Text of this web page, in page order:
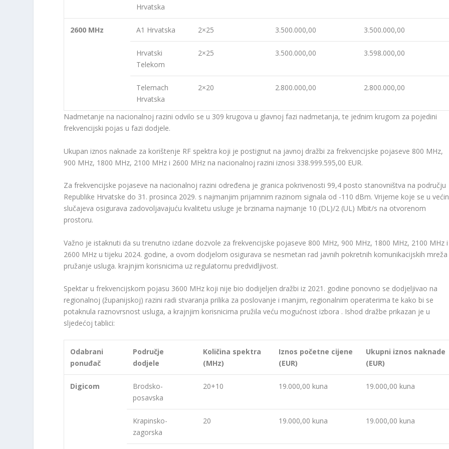
Hrvatska
2600 MHz A1 Hrvatska 2×25 3.500.000,00 3.500.000,00
Hrvatski
Telekom
2×25 3.500.000,00 3.598.000,00
Telemach
Hrvatska
2×20 2.800.000,00 2.800.000,00
Nadmetanje na nacionalnoj razini odvilo se u 309 krugova u glavnoj fazi nadmetanja, te jednim krugom za pojedini
frekvencijski pojas u fazi dodjele.
Ukupan iznos naknade za korištenje RF spektra koji je postignut na javnoj dražbi za frekvencijske pojaseve 800 MHz,
900 MHz, 1800 MHz, 2100 MHz i 2600 MHz na nacionalnoj razini iznosi 338.999.595,00 EUR.
Za frekvencijske pojaseve na nacionalnoj razini određena je granica pokrivenosti 99,4 posto stanovništva na području
Republike Hrvatske do 31. prosinca 2029. s najmanjim prijamnim razinom signala od -110 dBm. Vrijeme koje se u
slučajeva osigurava zadovoljavajuću kvalitetu usluge je brzinama najmanje 10 (DL)/2 (UL) Mbit/s na otvorenom
prostoru.
Važno je istaknuti da su trenutno izdane dozvole za frekvencijske pojaseve 800 MHz, 900 MHz, 1800 MHz, 2100 MHz i
2600 MHz u tijeku 2024. godine, a ovom dodjelom osigurava se nesmetan rad javnih pokretnih komunikacijskih mreža
pružanje usluga. krajnjim korisnicima uz regulatornu predvidljivost.
Spektar u frekvencijskom pojasu 3600 MHz koji nije bio dodijeljen dražbi iz 2021. godine ponovno se dodjeljivao na
regionalnoj (županijskoj) razini radi stvaranja prilika za poslovanje i manjim, regionalnim operaterima te kako bi se
potaknula raznovrsnost usluga, a krajnjim korisnicima pružila veću mogućnost izbora . Ishod dražbe prikazan je u
sljedećoj tablici:
Odabrani
ponuđač
Područje
dodjele
Količina spektra
(MHz)
Iznos početne cijene
(EUR)
Ukupni iznos naknade
(EUR)
Digicom
Brodsko-
posavska
20+10 19.000,00 kuna 19.000,00 kuna
Krapinsko-
zagorska
20 19.000,00 kuna 19.000,00 kuna